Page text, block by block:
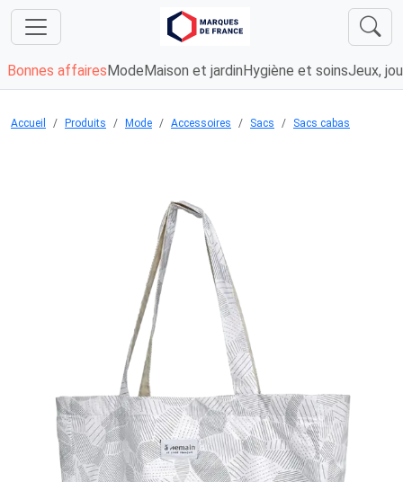
Bonnes affaires Mode Maison et jardin Hygiène et soinsJeux,
Accueil Produits Mode Accessoires Sacs Sacs cabas